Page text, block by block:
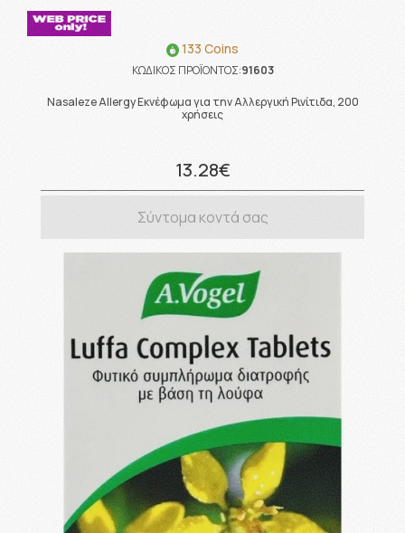
133 Coins
ΚΩΔΙΚΟΣ ΠΡΟΪΟΝΤΟΣ:91603
Nasaleze Allergy Εκνέφωμα για την Αλλεργική Ρινίτιδα, 200
χρήσεις
13.28€
Σύντομα κοντά σας